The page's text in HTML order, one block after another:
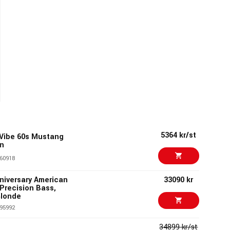
60s Mustang 5364 kr/st
American
Bass,
33090 kr
34899 kr/st